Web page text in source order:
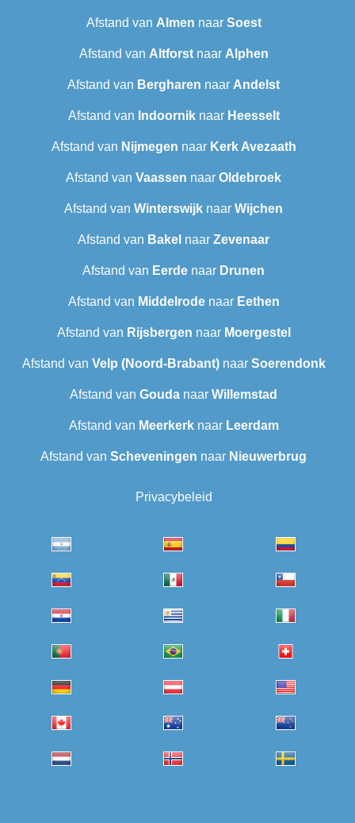
Afstand van Almen naar Soest
Afstand van Altforstnaar Alphen
Afstand van Bergharen naar Andelst
Afstand van Indoorniknaar Heesselt
Afstand van Nijmegen naar Kerk Avezaath
Afstand van Vaassen naar Oldebroek
Afstand van Winterswijk naar Wijchen
Afstand van Bakel naar Zevenaar
Afstand van Eerde naar Drunen
Afstand van Middelrodenaar Eethen
Afstand van Rijsbergen naar Moergestel
Afstand van Velp (Noord-Brabant)naar Soerendonk
Afstand van Gouda naar Willemstad
Afstand van Meerkerknaar Leerdam
Afstand van Scheveningen‎ naar Nieuwerbrug
Privacybeleid